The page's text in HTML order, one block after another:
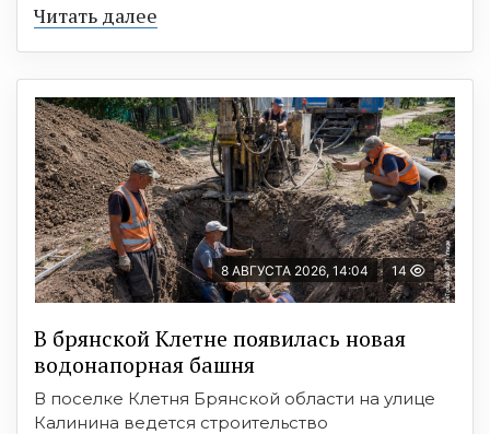
Читать далее
8 АВГУСТА 2026, 14:04 14
В брянской Клетне появилась новая
водонапорная башня
В поселке Клетня Брянской области на улице
Калинина ведется строительство